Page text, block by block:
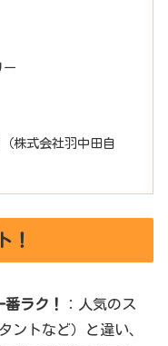
ー
株式会社羽中田自
！
ラク！
：人気のス
ントなど）と違い、